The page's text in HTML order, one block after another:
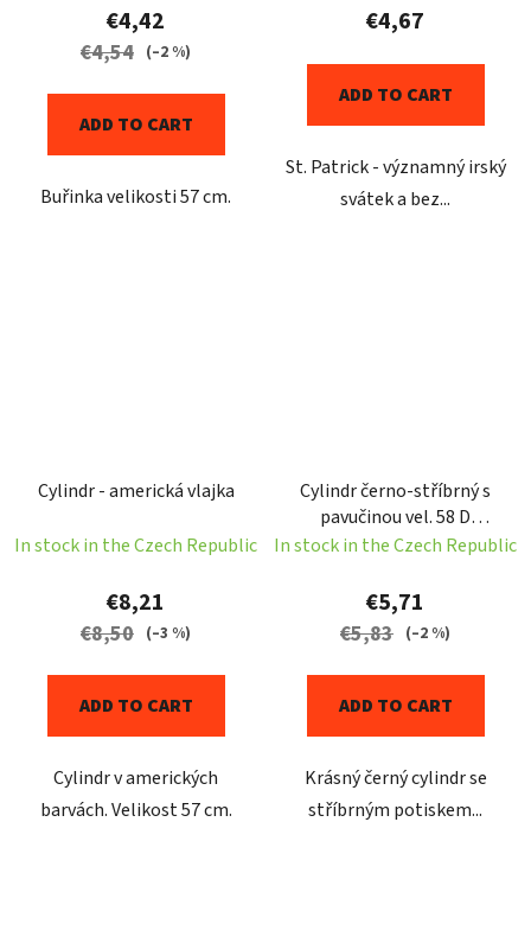
€4,42
€4,54 (–2 %)
ADD TO CART
Buřinka velikosti 57 cm.
€4,67
ADD TO CART
St. Patrick - významný irský
svátek a bez...
Cylindr - americká vlajka
In stock in the Czech Republic
€8,21
€8,50 (–3 %)
ADD TO CART
Cylindr v amerických
barvách. Velikost 57 cm.
Cylindr černo-stříbrný s
pavučinou vel. 58 D
Halloween
In stock in the Czech Republic
€5,71
€5,83 (–2 %)
ADD TO CART
Krásný černý cylindr se
stříbrným potiskem...